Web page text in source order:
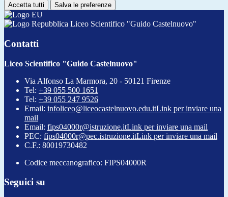
Accetta tutti Salva le preferenze
Liceo Scientifico "Guido Castelnuovo"
Contatti
Liceo Scientifico "Guido Castelnuovo"
Via Alfonso La Marmora, 20 - 50121 Firenze
Tel: +39 055 500 1651
Tel: +39 055 247 9526
Email: infoliceo@liceocastelnuovo.edu.itLink per inviare una
mail
Email: fips04000r@istruzione.itLink per inviare una mail
PEC: fips04000r@pec.istruzione.itLink per inviare una mail
C.F.: 80019730482
Codice meccanografico: FIPS04000R
Seguici su